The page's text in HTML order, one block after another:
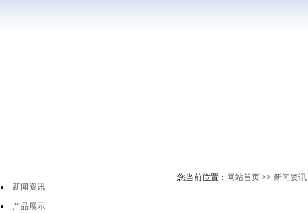
新闻资讯
产品展示
您当前位置： 网站首页 >> 新闻资讯